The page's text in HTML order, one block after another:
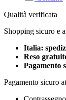
Qualità verificata
Shopping sicuro e
Italia:
Reso
Pagamento
Pagamento sicuro